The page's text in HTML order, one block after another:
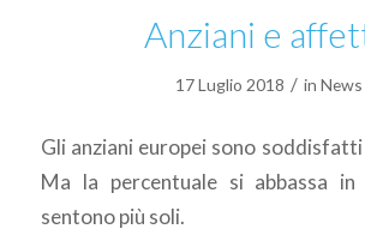
Anziani e
17 Luglio 2018 / in News
Gli anziani europei sono
Ma la percentuale si abbassa
sentono più soli.